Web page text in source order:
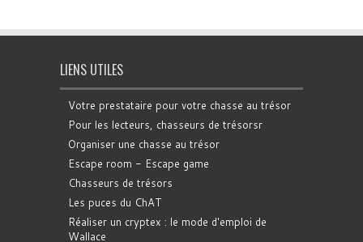
LIENS UTILES
Votre prestataire pour votre chasse au trésor
Pour les lecteurs, chasseurs de trésorsr
Organiser une chasse au trésor
Escape room - Escape game
Chasseurs de trésors
Les puces du ChAT
Réaliser un cryptex : le mode d'emploi de
Wallace